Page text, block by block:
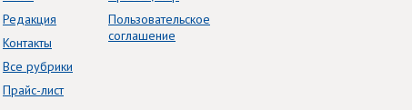
Редакция
Контакты
Все рубрики
Прайс-лист
Пользовательское
соглашение